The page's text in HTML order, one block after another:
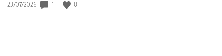
Fecha
23/07/2026 1 8